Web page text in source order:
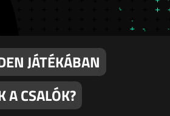
JÁTÉKÁBAN
A CSALÓK?